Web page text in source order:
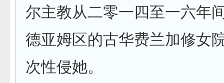
尔主教从二零一四至一六年
德亚姆区的古华费兰加修女
次性侵她。